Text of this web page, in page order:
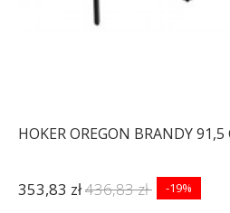
HOKER OREGON BRANDY 91,5
353,83 zł436,83 zł -19%